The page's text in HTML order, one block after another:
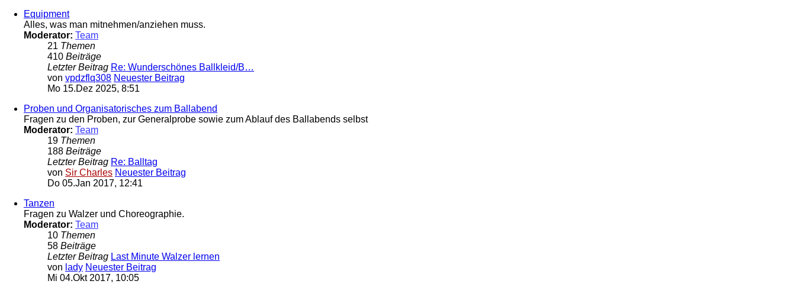
Equipment
Alles, was man mitnehmen/anziehen muss.
Moderator: Team
21 Themen
410 Beiträge
Letzter Beitrag Re: Wunderschönes Ballkleid/B…
von vpdzflq308 Neuester Beitrag
Mo 15.Dez 2025, 8:51
Proben und Organisatorisches zum Ballabend
Fragen zu den Proben, zur Generalprobe sowie zum Ablauf des Ballabends selbst
Moderator: Team
19 Themen
188 Beiträge
Letzter Beitrag Re: Balltag
von Sir Charles Neuester Beitrag
Do 05.Jan 2017, 12:41
Tanzen
Fragen zu Walzer und Choreographie.
Moderator: Team
10 Themen
58 Beiträge
Letzter Beitrag Last Minute Walzer lernen
von lady Neuester Beitrag
Mi 04.Okt 2017, 10:05